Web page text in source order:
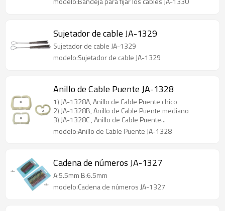
Sujetador de cable JA-1329
Sujetador de cable JA-1329
modelo:Sujetador de cable JA-1329
Anillo de Cable Puente JA-1328
1) JA-1328A, Anillo de Cable Puente chico
2) JA-1328B, Anillo de Cable Puente mediano
3) JA-1328C , Anillo de Cable Puente...
modelo:Anillo de Cable Puente JA-1328
Cadena de números JA-1327
A:5.5mm B:6.5mm
modelo:Cadena de números JA-1327